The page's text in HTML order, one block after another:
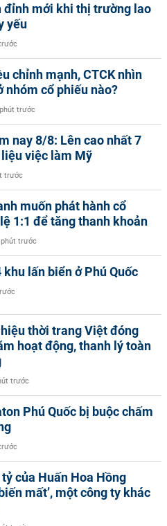
đỉnh mới khi thị trường lao
yếu
chỉnh mạnh, CTCK nhìn
nhóm cổ phiếu nào?
trước
nay 8/8: Lên cao nhất 7
việc làm Mỹ
trước
muốn phát hành cổ
1:1 để tăng thanh khoản
phút trước
khu lấn biển ở Phú Quốc
thời trang Việt đóng
hoạt động, thanh lý toàn
trước
Phú Quốc bị buộc chấm
của Huấn Hoa Hồng
mất’, một công ty khác